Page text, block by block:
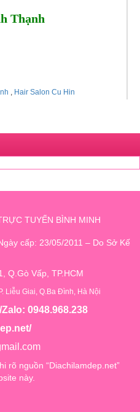
Thạnh
, Hair Salon Cu Hin
TUYẾN BÌNH MINH
cấp: 23/05/2011 – Do Sở Kế
Q.Gò Vấp, TP.HCM
Liễu Giai, Q.Ba Đình, Hà Nội
0948.968.238
rõ nguồn “Diachilamdep.net”
này.